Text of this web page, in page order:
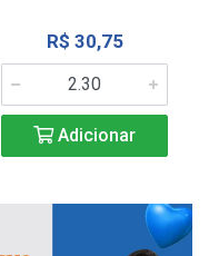
R$ 30,75
Adicionar